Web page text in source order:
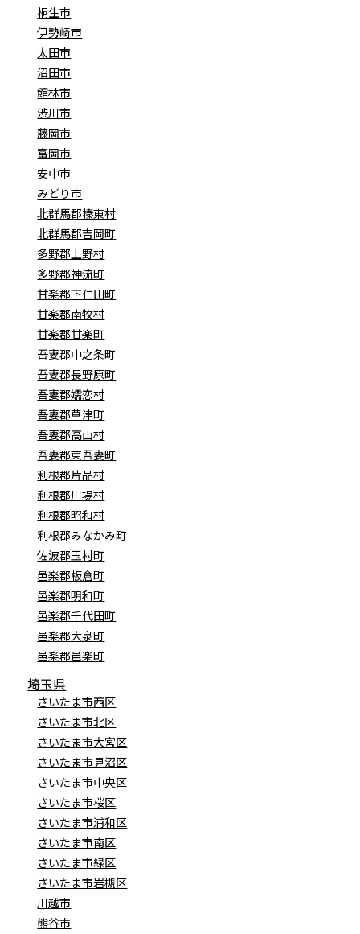
桐生市
伊勢崎市
太田市
沼田市
館林市
渋川市
藤岡市
富岡市
安中市
みどり市
北群馬郡榛東村
北群馬郡吉岡町
多野郡上野村
多野郡神流町
甘楽郡下仁田町
甘楽郡南牧村
甘楽郡甘楽町
吾妻郡中之条町
吾妻郡長野原町
吾妻郡嬬恋村
吾妻郡草津町
吾妻郡高山村
吾妻郡東吾妻町
利根郡片品村
利根郡川場村
利根郡昭和村
利根郡みなかみ町
佐波郡玉村町
邑楽郡板倉町
邑楽郡明和町
邑楽郡千代田町
邑楽郡大泉町
邑楽郡邑楽町
埼玉県
さいたま市西区
さいたま市北区
さいたま市大宮区
さいたま市見沼区
さいたま市中央区
さいたま市桜区
さいたま市浦和区
さいたま市南区
さいたま市緑区
さいたま市岩槻区
川越市
熊谷市